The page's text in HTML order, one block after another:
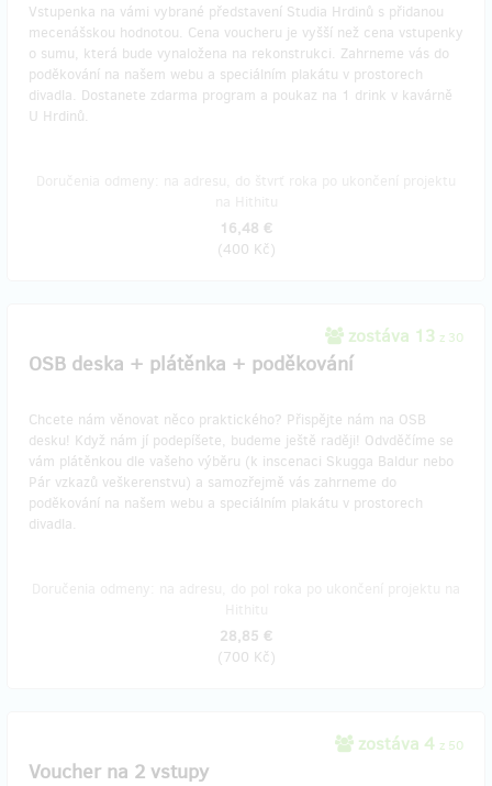
Vstupenka na vámi vybrané představení Studia Hrdinů s přidanou
mecenášskou hodnotou. Cena voucheru je vyšší než cena vstupenky
o sumu, která bude vynaložena na rekonstrukci. Zahrneme vás do
poděkování na našem webu a speciálním plakátu v prostorech
divadla. Dostanete zdarma program a poukaz na 1 drink v kavárně
U Hrdinů.
16,48 €
(400 Kč)
zostáva 13 z 30
OSB deska + plátěnka + poděkování
Chcete nám věnovat něco praktického? Přispějte nám na OSB
desku! Když nám jí podepíšete, budeme ještě raději! Odvděčíme se
vám plátěnkou dle vašeho výběru (k inscenaci Skugga Baldur nebo
Pár vzkazů veškerenstvu) a samozřejmě vás zahrneme do
poděkování na našem webu a speciálním plakátu v prostorech
divadla.
28,85 €
(700 Kč)
zostáva 4 z 50
Voucher na 2 vstupy